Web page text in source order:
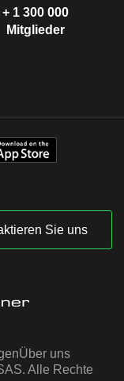
+ 1 300 000
Mitglieder
Sie uns
Über uns
Alle Rechte